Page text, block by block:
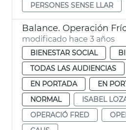
PERSONES SENSE LLAR
Balance. Operación
modificado hace 3 años
BIENESTAR SOCIAL
TODAS LAS AUDIENCIAS
EN PORTADA
EN
NORMAL
ISABEL
OPERACIÓ FRED